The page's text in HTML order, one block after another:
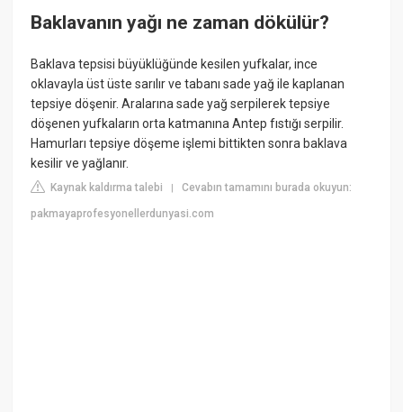
Baklavanın yağı ne zaman dökülür?
Baklava tepsisi büyüklüğünde kesilen yufkalar, ince
oklavayla üst üste sarılır ve tabanı sade yağ ile kaplanan
tepsiye döşenir. Aralarına sade yağ serpilerek tepsiye
döşenen yufkaların orta katmanına Antep fıstığı serpilir.
Hamurları tepsiye döşeme işlemi bittikten sonra baklava
kesilir ve yağlanır.
Kaynak kaldırma talebi |Cevabın tamamını burada okuyun:
pakmayaprofesyonellerdunyasi.com